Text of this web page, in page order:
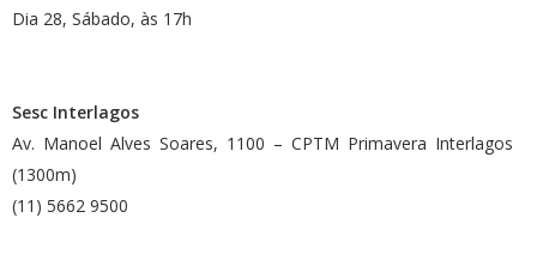
Dia 28, Sábado, às 17h
Sesc Interlagos
Av. Manoel Alves Soares, 1100 – CPTM Primavera Interlagos
(1300m)
(11) 5662 9500